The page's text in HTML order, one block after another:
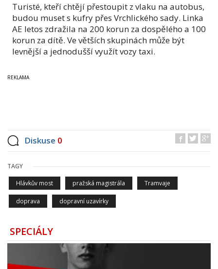
Turisté, kteří chtějí přestoupit z vlaku na autobus,
budou muset s kufry přes Vrchlického sady. Linka
AE letos zdražila na 200 korun za dospělého a 100
korun za dítě. Ve větších skupinách může být
levnější a jednodušší využít vozy taxi.
Diskuse 0
TAGY
Hlávkův most pražská magistrála Tramvaje
doprava dopravní uzavírky
SPECIÁLY